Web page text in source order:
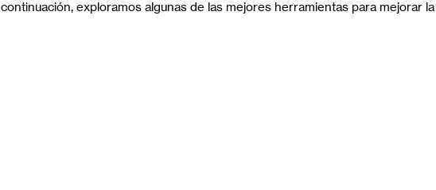
continuación, exploramos algunas de las mejores herramientas para mejorar la